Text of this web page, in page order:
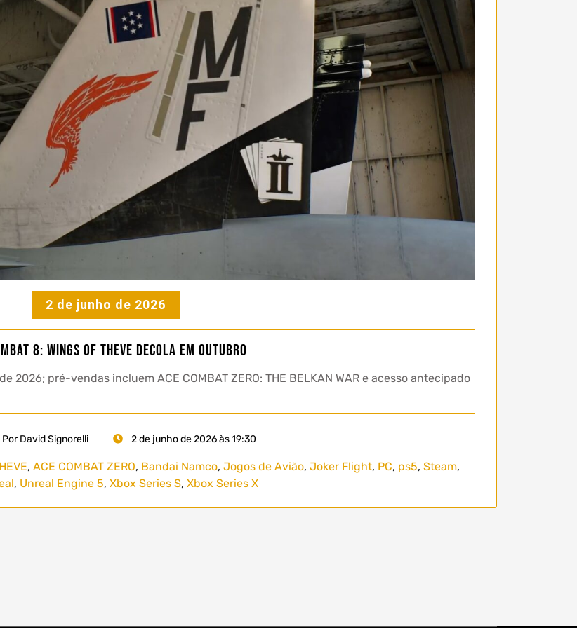
2 de junho de 2026
8: WINGS OF THEVE decola em outubro
pré-vendas incluem ACE COMBAT ZERO: THE BELKAN WAR e acesso antecipado
Por David Signorelli 2 de junho de 2026 às 19:30
, ACE COMBAT ZERO, Bandai Namco, Jogos de Avião, Joker Flight, PC, ps5, Steam,
, Unreal Engine 5, Xbox Series S, Xbox Series X